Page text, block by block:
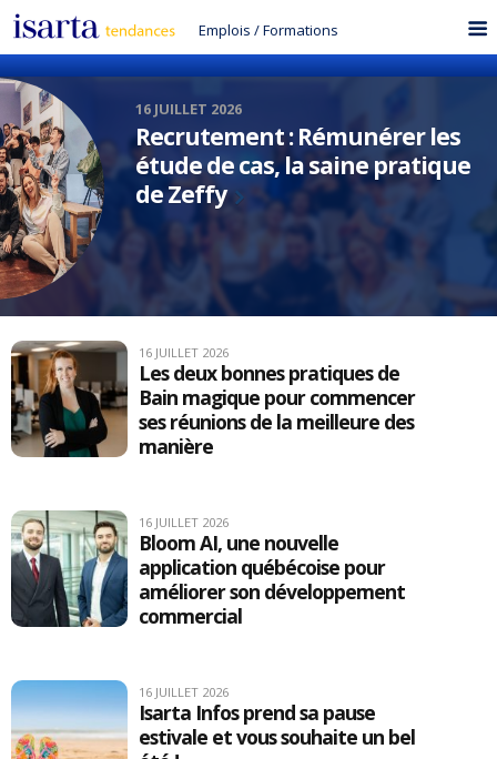
Emplois /Formations
16 JUILLET 2026
Recrutement : Rémunérer les
étude de cas, la saine pratique
de Zeffy
16 JUILLET 2026
Les deux bonnes pratiques de
Bain magique pour commencer
ses réunions de la meilleure des
manière
16 JUILLET 2026
Bloom AI, une nouvelle
application québécoise pour
améliorer son développement
commercial
16 JUILLET 2026
Isarta Infos prend sa pause
estivale et vous souhaite un bel